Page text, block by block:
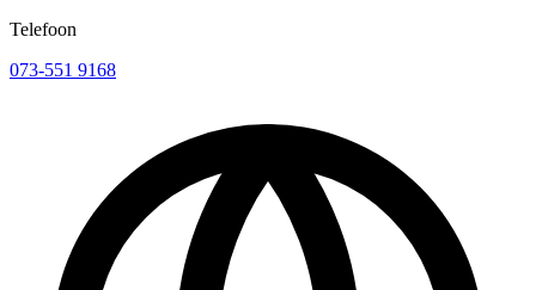
Telefoon
073-551 9168